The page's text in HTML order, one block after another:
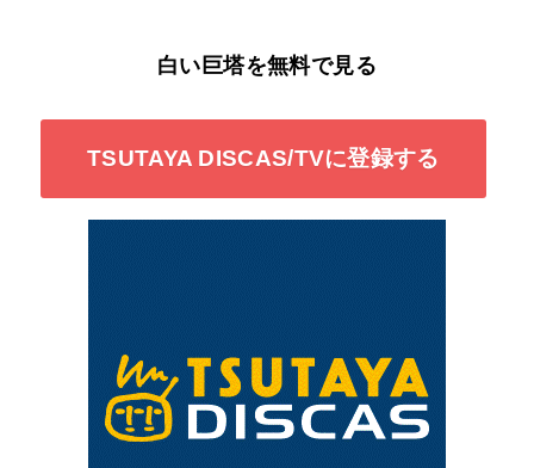
白い巨塔を無料で見る
TSUTAYA DISCAS/TVに登録する